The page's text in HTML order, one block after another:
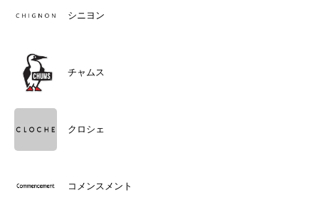
シニヨン
チャムス
クロシェ
コメンスメント